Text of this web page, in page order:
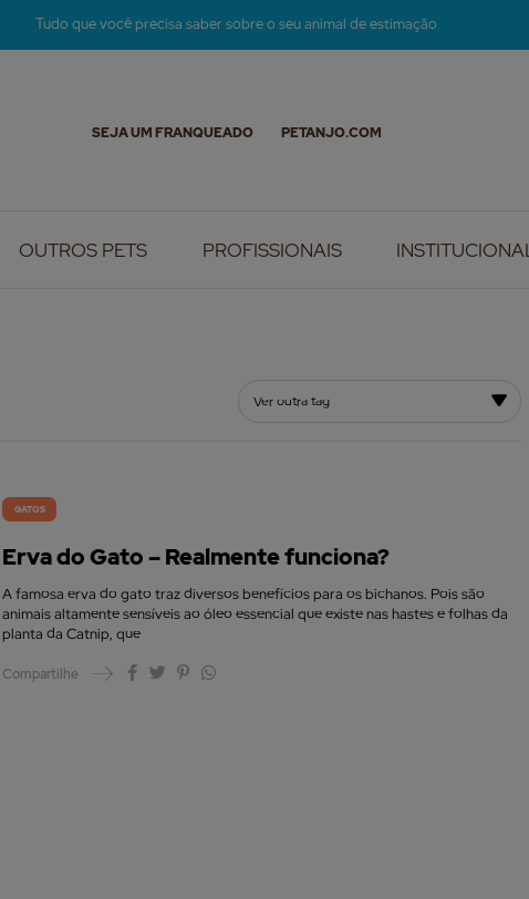
Tudo que você precisa saber sobre o seu animal de estimação
SEJA UM FRANQUEADO PETANJO.COM
OUTROS PETS PROFISSIONAIS INSTITUCIONAL
GATOS
Erva do Gato – Realmente funciona?
A famosa erva do gato traz diversos benefícios para os bichanos. Pois são
animais altamente sensíveis ao óleo essencial que existe nas hastes e folhas da
planta da Catnip, que
Compartilhe